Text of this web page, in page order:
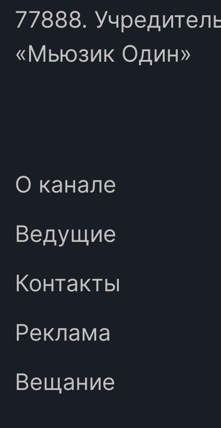
77888.
«Мьюзик Один»
О канале
Ведущие
Контакты
Реклама
Вещание